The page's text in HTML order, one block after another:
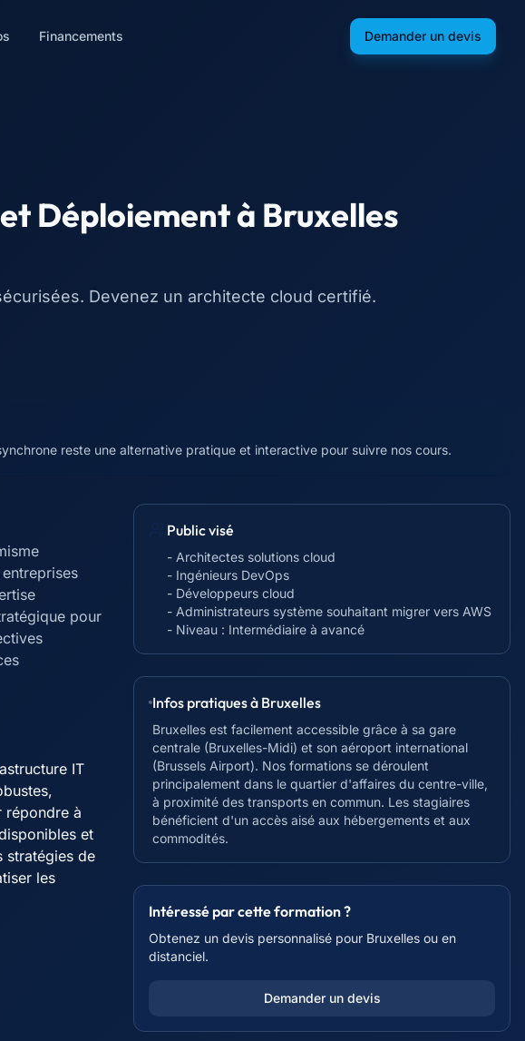
Financements Demander un devis
Déploiementà Bruxelles
Devenez un architecte cloud certifié.
reste une alternative pratique et interactive pour suivre nos cours.
pour
IT
répondre à
et
stratégies de
les
Public visé
- Architectes solutions cloud
- Ingénieurs DevOps
- Développeurs cloud
- Administrateurs système souhaitant migrer vers AWS
- Niveau : Intermédiaire à avancé
Infos pratiques à Bruxelles
Bruxelles est facilement accessible grâce à sa gare
centrale (Bruxelles-Midi) et son aéroport international
(Brussels Airport). Nos formations se déroulent
principalement dans le quartier d'affaires du centre-ville,
à proximité des transports en commun. Les stagiaires
bénéficient d'un accès aisé aux hébergements et aux
commodités.
Intéressé par cette formation ?
Obtenez un devis personnalisé pour Bruxelles ou en
distanciel.
Demander un devis